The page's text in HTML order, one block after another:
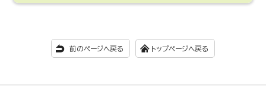
前のページへ戻る トップページへ戻る